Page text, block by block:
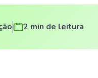
2 min de leitura